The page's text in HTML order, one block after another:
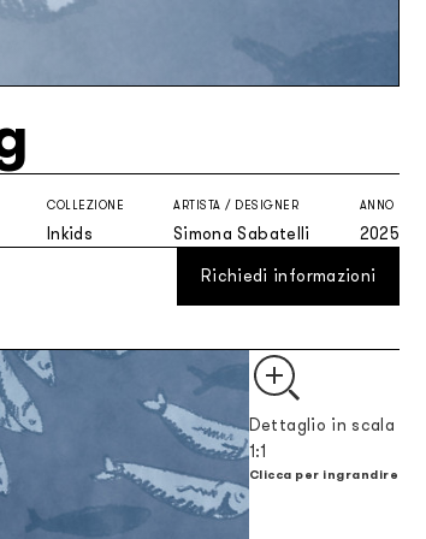
COLLEZIONE
Inkids
ARTISTA / DESIGNER
Simona Sabatelli
ANNO
2025
Richiedi informazioni
Dettaglio in scala
1:1
Clicca per ingrandire